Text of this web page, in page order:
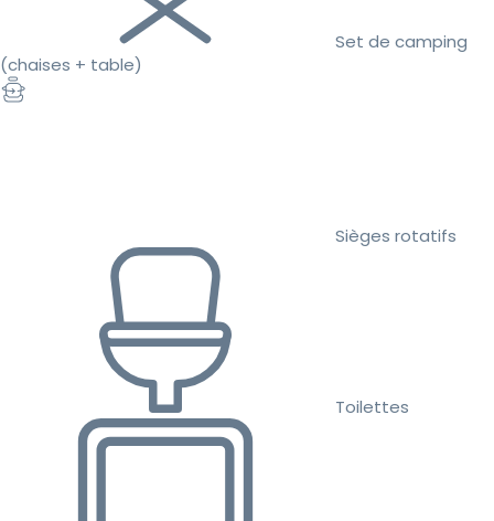
Set de camping
(chaises + table)
Sièges rotatifs
Toilettes